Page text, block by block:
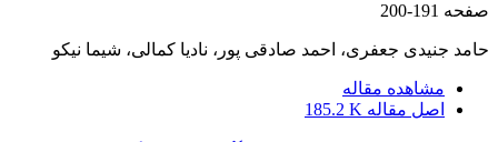
صفحه 191-200
حامد جنیدی جعفری، احمد صادقی پور، نادیا کمالی، شیما نیکو
مشاهده مقاله
اصل مقاله 185.2 K